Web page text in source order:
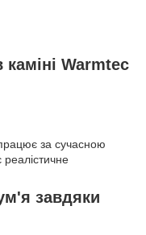
завдяки
за сучасною
каміні Warmtec